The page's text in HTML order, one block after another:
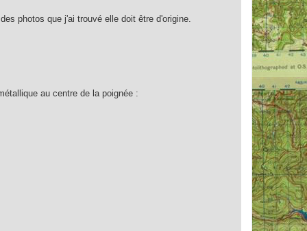
photos que j'ai trouvé elle doit être d'origine.
au centre de la poignée :